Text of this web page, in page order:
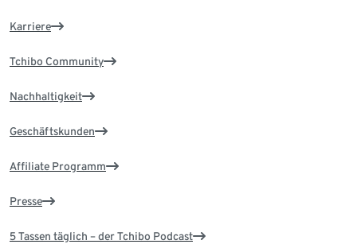
Karriere
Tchibo Community
Nachhaltigkeit
Geschäftskunden
Affiliate Programm
Presse
5 Tassen täglich – der Tchibo Podcast